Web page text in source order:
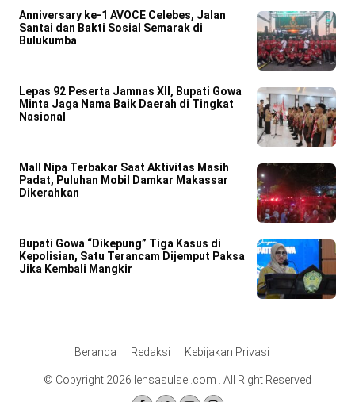
Anniversary ke-1 AVOCE Celebes, Jalan
Santai dan Bakti Sosial Semarak di
Bulukumba
Lepas 92 Peserta Jamnas XII, Bupati Gowa
Minta Jaga Nama Baik Daerah di Tingkat
Nasional
Mall Nipa Terbakar Saat Aktivitas Masih
Padat, Puluhan Mobil Damkar Makassar
Dikerahkan
Bupati Gowa “Dikepung” Tiga Kasus di
Kepolisian, Satu Terancam Dijemput Paksa
Jika Kembali Mangkir
Beranda Redaksi Kebijakan Privasi
© Copyright 2026 lensasulsel.com . All Right Reserved